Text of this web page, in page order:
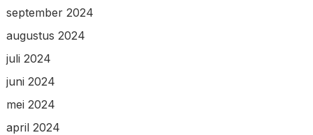
september 2024
augustus 2024
juli 2024
juni 2024
mei 2024
april 2024